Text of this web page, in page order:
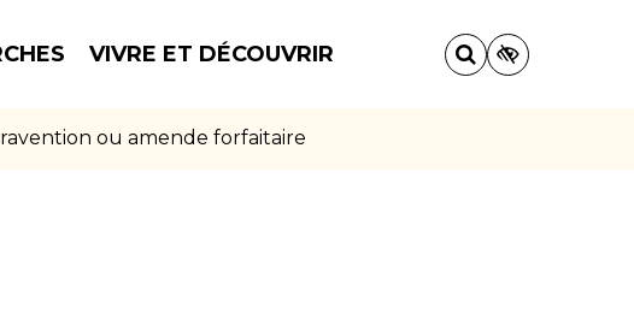
VIVRE ET DÉCOUVRIR
ou amende forfaitaire